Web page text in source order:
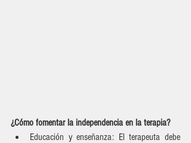
¿Cómo fomentar la independencia en la terapia?
Educación y enseñanza: El terapeuta debe